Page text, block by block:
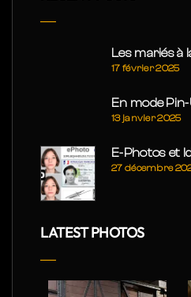
Les mariés à
17 février 2025
En mode
13 janvier 2025
E-Photos et
27 décembre
LATEST PHOTOS